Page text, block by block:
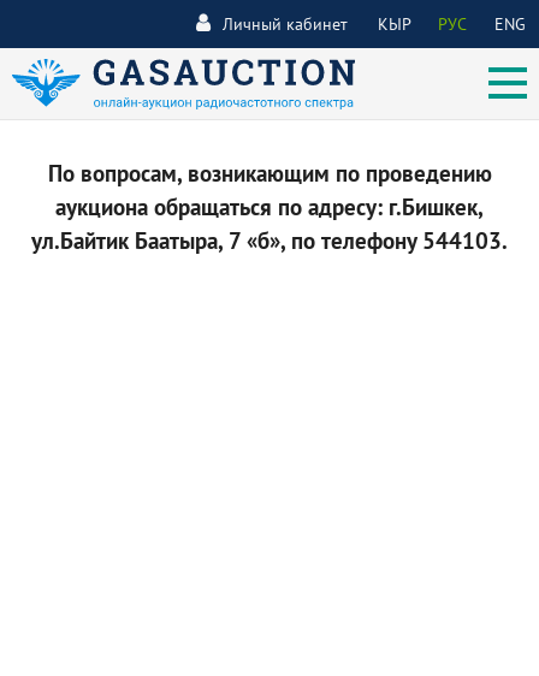
КЫР РУС ENG
Личный кабинет
По вопросам, возникающим по проведению
аукциона обращаться по адресу: г.Бишкек,
ул.Байтик Баатыра, 7 «б», по телефону 544103.